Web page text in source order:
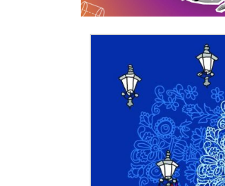
Sławomir Mentzen:
Dni Konia Arabskiego 2025
Zełenski chciał rozmawiać
Presja na Izrael rośnie.
Powstanie to nie jest